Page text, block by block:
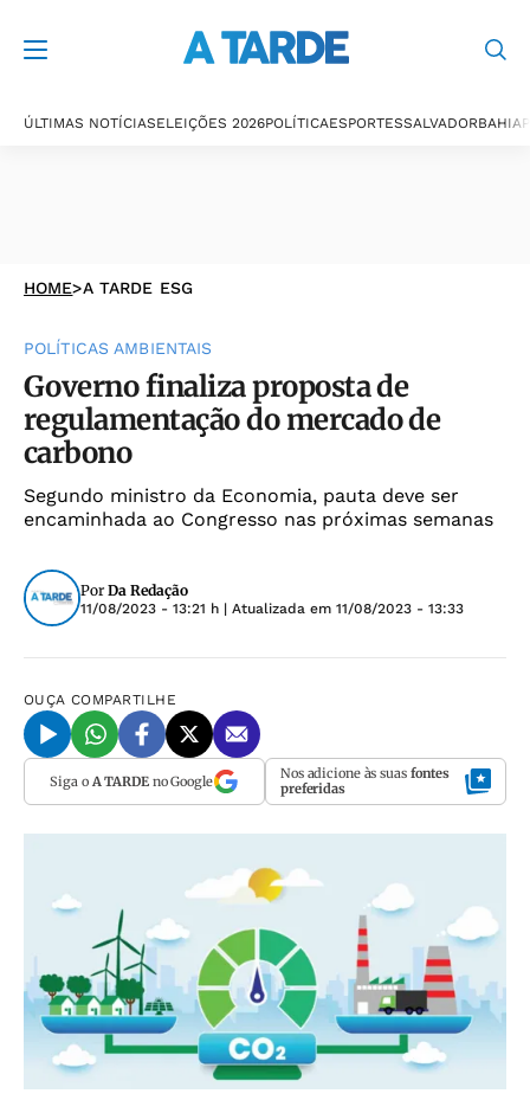
ÚLTIMAS NOTÍCIASELEIÇÕES 2026POLÍTICAESPORTESSALVADORBAHIA
HOME>A TARDE ESG
POLÍTICAS AMBIENTAIS
Governo finaliza proposta de
regulamentação do mercado de
carbono
Segundo ministro da Economia, pauta deve ser
encaminhada ao Congresso nas próximas semanas
Por Da Redação
11/08/2023 - 13:21 h | Atualizada em 11/08/2023 - 13:33
OUÇA COMPARTILHE
Siga o A TARDEno Google Nos adicione às suas fontes
preferidas